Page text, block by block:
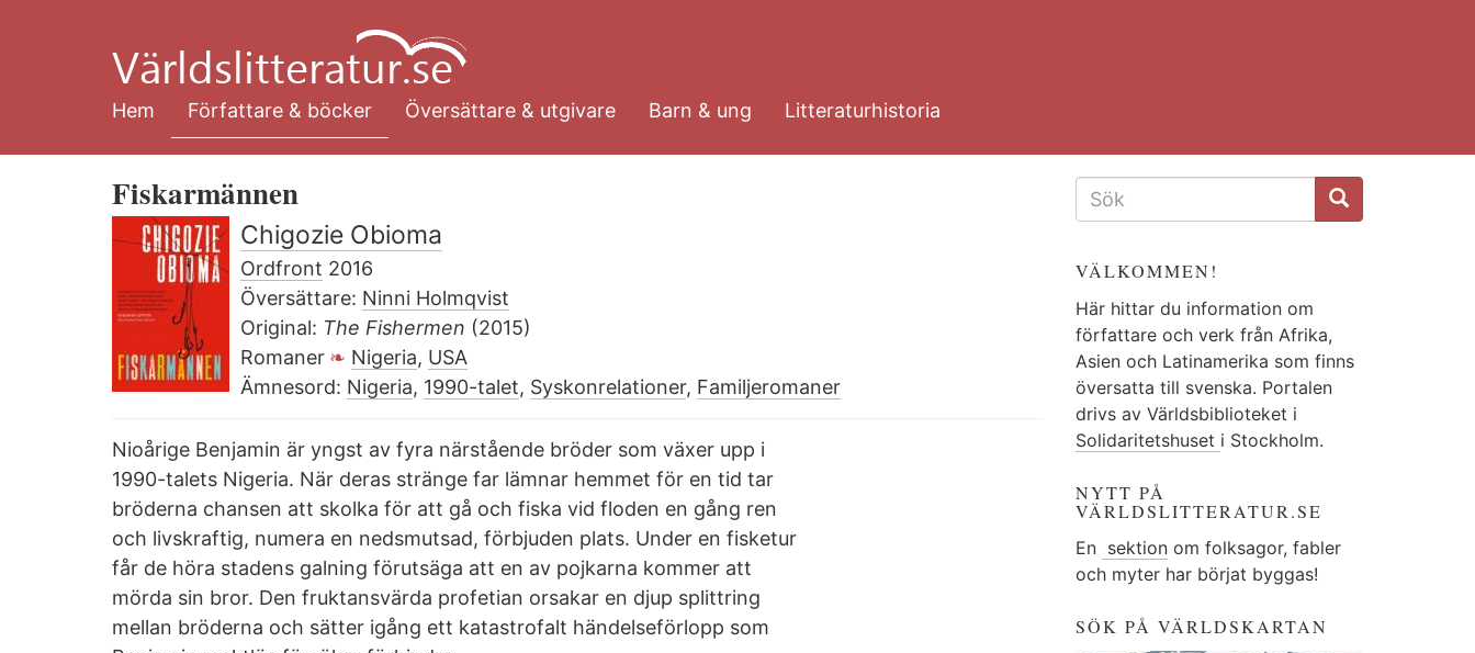
huvudinnehåll
Hem
Författare & böcker Översättare & utgivare Barn & ung Litteraturhistoria
Fiskarmännen
Chigozie Obioma
Ordfront 2016
Översättare: Ninni Holmqvist
Original: The Fishermen (2015)
Romaner
Nigeria, USA
Ämnesord: Nigeria, 1990-talet, Syskonrelationer, Familjeromaner
Nioårige Benjamin är yngst av fyra närstående bröder som växer upp i
1990-talets Nigeria. När deras stränge far lämnar hemmet för en tid tar
bröderna chansen att skolka för att gå och fiska vid floden en gång ren
och livskraftig, numera en nedsmutsad, förbjuden plats. Under en fisketur
får de höra stadens galning förutsäga att en av pojkarna kommer att
mörda sin bror. Den fruktansvärda profetian orsakar en djup splittring
mellan bröderna och sätter igång ett katastrofalt händelseförlopp som
SÖKFORMULÄR
VÄLKOMMEN!
Här hittar du information om
författare och verk från Afrika,
Asien och Latinamerika som finns
översatta till svenska. Portalen
drivs av Världsbiblioteket i
Solidaritetshuset i Stockholm.
NYTT PÅ
VÄRLDSLITTERATUR.SE
En sektionom folksagor, fabler
och myter har börjat byggas!
SÖK PÅ VÄRLDSKARTAN